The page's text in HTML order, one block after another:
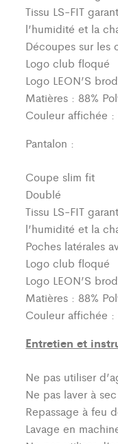
Tissu LS-FIT
l’humidité et la
Découpes sur les
Logo club floqué
Logo LEON’S
Matières : 88%
Couleur affichée :
Pantalon :
Coupe slim fit
Doublé
Tissu LS-FIT
l’humidité et la
Poches latérales
Logo club floqué
Logo LEON’S
Matières : 88%
Couleur affichée :
Entretien et
Ne pas utiliser
Ne pas laver à sec
Repassage à feu
Lavage en